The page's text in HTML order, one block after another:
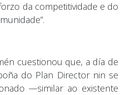
da competitividade e do
cuestionou que, a día de
do Plan Director nin se
—similar ao existente